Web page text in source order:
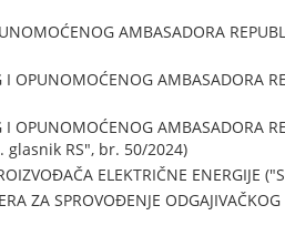
AMBASADORA
OPUNOMOĆENOG AMBASADORA
OPUNOMOĆENOG AMBASADORA
glasnik RS", br. 50/2024)
ELEKTRIČNE ENERGIJE
ZA SPROVOĐENJE